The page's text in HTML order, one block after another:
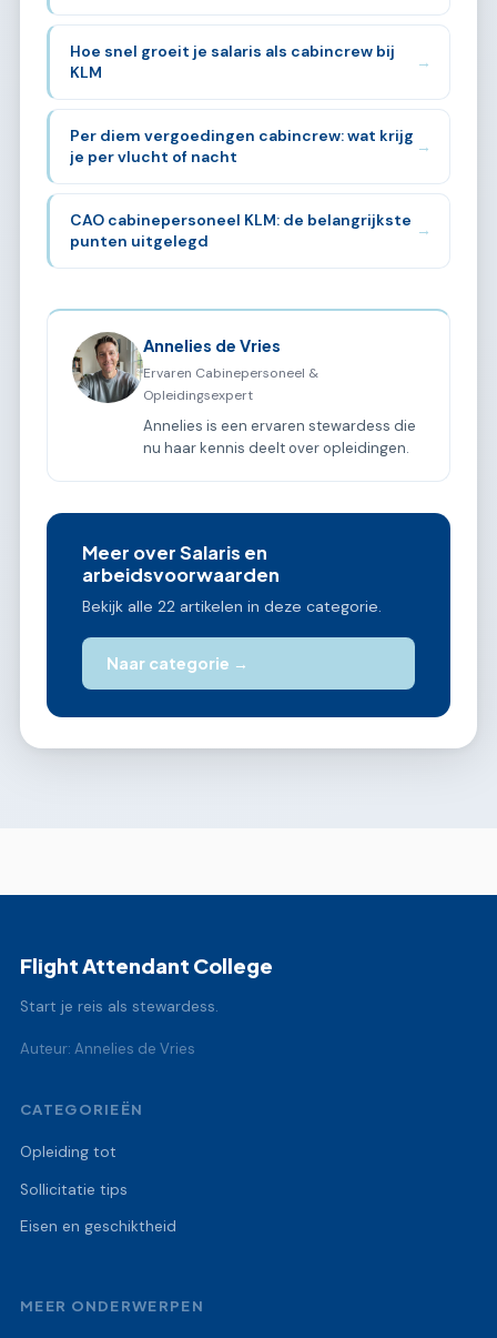
Hoe snel groeit je salaris als cabincrew bij
KLM
→
Per diem vergoedingen cabincrew: wat krijg
je per vlucht of nacht
→
CAO cabinepersoneel KLM: de belangrijkste
punten uitgelegd
→
Annelies de Vries
Ervaren Cabinepersoneel &
Opleidingsexpert
Annelies is een ervaren stewardess die
nu haar kennis deelt over opleidingen.
Meer over Salaris en
arbeidsvoorwaarden
Bekijk alle 22 artikelen in deze categorie.
Naar categorie →
Flight Attendant College
Start je reis als stewardess.
Auteur: Annelies de Vries
CATEGORIEËN
Opleiding tot
Sollicitatie tips
Eisen en geschiktheid
MEER ONDERWERPEN